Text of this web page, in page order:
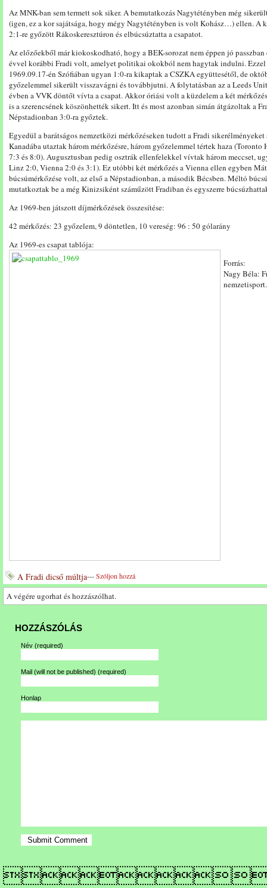
Az MNK-ban sem termett sok siker. A bemutatkozás Nagytétényben még
(igen, ez a kor sajátsága, hogy mégy Nagytétényben is volt Kohász…) ellen. A
2:1-re győzött Rákoskeresztúron és elbúcsúztatta a csapatot.
Az előzőekből már kiokoskodható, hogy a BEK-sorozat nem éppen jó passzban
évvel korábbi Fradi volt, amelyet politikai okokból nem hagytak indulni.
1969.09.17-én Szófiában ugyan 1:0-ra kikaptak a CSZKA együttesétől, de
győzelemmel sikerült visszavágni és továbbjutni. A folytatásban az a Leeds
évben a VVK döntőt vívta a csapat. Akkor óriási volt a küzdelem a két
is a szerencsének köszönhették sikert. Itt és most azonban simán átgázoltak a
Népstadionban 3:0-ra győztek.
Egyedül a barátságos nemzetközi mérkőzéseken tudott a Fradi
Kanadába utaztak három mérkőzésre, három győzelemmel tértek haza
7:3 és 8:0). Augusztusban pedig osztrák ellenfelekkel vívtak három meccset,
Linz 2:0, Vienna 2:0 és 3:1). Ez utóbbi két mérkőzés a Vienna ellen egyben
búcsúmérkőzése volt, az első a Népstadionban, a második Bécsben. Méltó
mutatkoztak be a még Kinizsiként száműzött Fradiban és egyszerre
Az 1969-ben játszott díjmérkőzések összesítése:
42 mérkőzés: 23 győzelem, 9 döntetlen, 10 vereség: 96 : 50 gólarány
Az 1969-es csapat tablója:
Forrás:
Nagy Béla:
A Fradi dicső múltja---Szóljon hozzá
A végére ugorhat és hozzászólhat.
HOZZÁSZÓLÁS
Név (required)
Mail (will not be published) (required)
Honlap